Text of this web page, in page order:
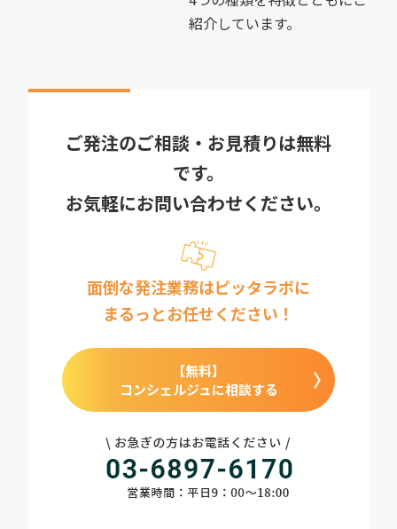
紹介しています。
ご発注のご相談・お見積りは無料
です。
お気軽にお問い合わせください。
面倒な発注業務はピッタラボに
まるっとお任せください！
【無料】
コンシェルジュに相談する